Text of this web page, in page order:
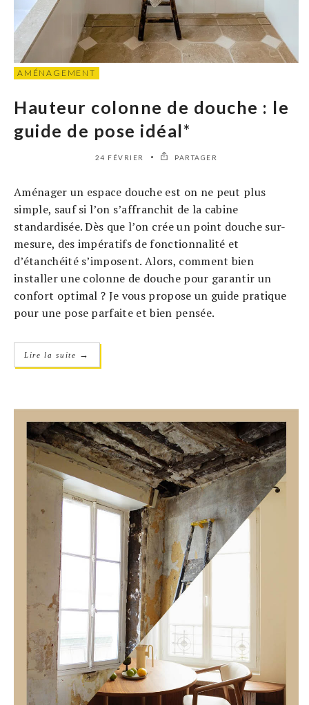
AMÉNAGEMENT
Hauteur colonne de douche : le
guide de pose idéal*
24 FÉVRIER PARTAGER
Aménager un espace douche est on ne peut plus
simple, sauf si l’on s’affranchit de la cabine
standardisée. Dès que l’on crée un point douche sur-
mesure, des impératifs de fonctionnalité et
d’étanchéité s’imposent. Alors, comment bien
installer une colonne de douche pour garantir un
confort optimal ? Je vous propose un guide pratique
pour une pose parfaite et bien pensée.
Lire la suite →